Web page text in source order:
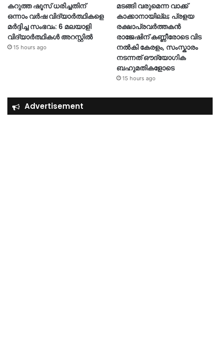
കറുത്ത ഷൂസ് ധരിച്ചതിന്
ഒന്നാം വർഷ വിദ്യാർത്ഥികളെ
മർദ്ദിച്ച സംഭവം: 6 മലയാളി
വിദ്യാർത്ഥികൾ അറസ്റ്റിൽ
15 hours ago
മടങ്ങി വരുമെന്ന വാക്ക്
കാക്കാനായില്ല; പ്രളയ
രക്ഷാപ്രവർത്തകൻ
രാജേഷിന് കണ്ണീരോടെ വിട
നൽകി കേരളം, സംസ്കാരം
നടന്നത് ഔദ്യോ​ഗിക
ബഹുമതികളോടെ
15 hours ago
Advertisement